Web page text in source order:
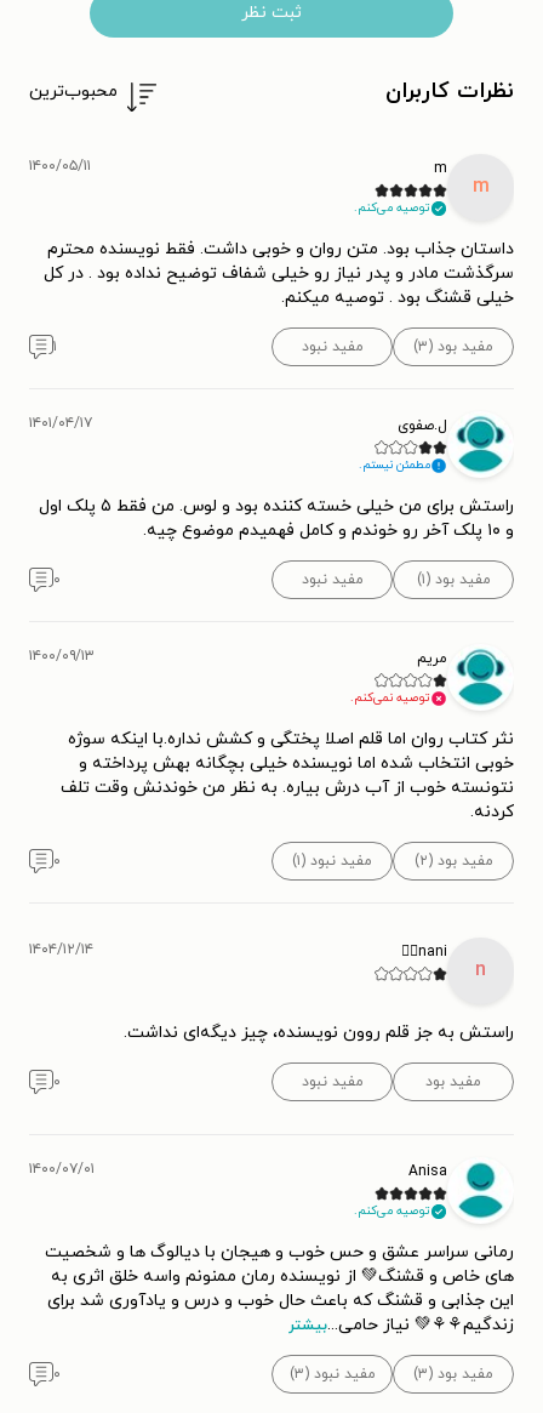
ثبت نظر
نظرات کاربران محبوب‌ترین
m
m
توصیه می‌کنم.
۱۴۰۰/۰۵/۱۱
داستان جذاب بود. متن روان و خوبی داشت. فقط نویسنده محترم
سرگذشت مادر و پدر نیاز رو خیلی شفاف توضیح نداده بود . در کل
خیلی قشنگ بود . توصیه میکنم.
مفید بود (۳) مفید نبود ۱
ل.صفوی
مطمئن نیستم.
۱۴۰۱/۰۴/۱۷
راستش برای من خیلی خسته کننده بود و لوس. من فقط ۵ پلک اول
و ۱۰ پلک آخر رو خوندم و کامل فهمیدم موضوع چیه.
مفید بود (۱) مفید نبود ۰
مریم
توصیه نمی‌کنم.
۱۴۰۰/۰۹/۱۳
نثر کتاب روان اما قلم اصلا پختگی و کشش نداره.با اینکه سوژه
خوبی انتخاب شده اما نویسنده خیلی بچگانه بهش پرداخته و
نتونسته خوب از آب درش بیاره. به نظر من خوندنش وقت تلف
کردنه.
مفید بود (۲) مفید نبود (۱) ۰
n
nani✍🏻 ۱۴۰۴/۱۲/۱۴
راستش به جز قلم روون نویسنده، چیز دیگه‌ای نداشت.
مفید بود مفید نبود ۰
Anisa
توصیه می‌کنم.
۱۴۰۰/۰۷/۰۱
رمانی سراسر عشق و حس خوب و هیجان با دیالوگ ها و شخصیت
های خاص و قشنگ💚 از نویسنده رمان ممنونم واسه خلق اثری به
این جذابی و قشنگ که باعث حال خوب و درس و یادآوری شد برای
زندگیم⚘⚘💚 نیاز حامی...بیشتر
مفید بود (۳) مفید نبود (۳) ۰